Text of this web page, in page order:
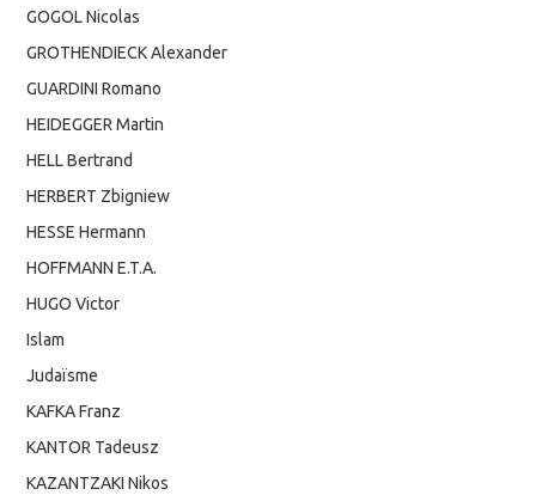
GOGOL Nicolas
GROTHENDIECK Alexander
GUARDINI Romano
HEIDEGGER Martin
HELL Bertrand
HERBERT Zbigniew
HESSE Hermann
HOFFMANN E.T.A.
HUGO Victor
Islam
Judaïsme
KAFKA Franz
KANTOR Tadeusz
KAZANTZAKI Nikos